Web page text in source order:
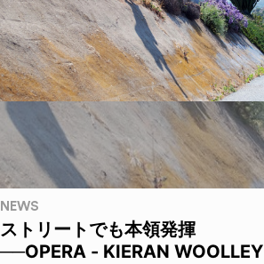
NEWS
ストリートでも本領発揮
──OPERA - KIERAN WOOLLEY